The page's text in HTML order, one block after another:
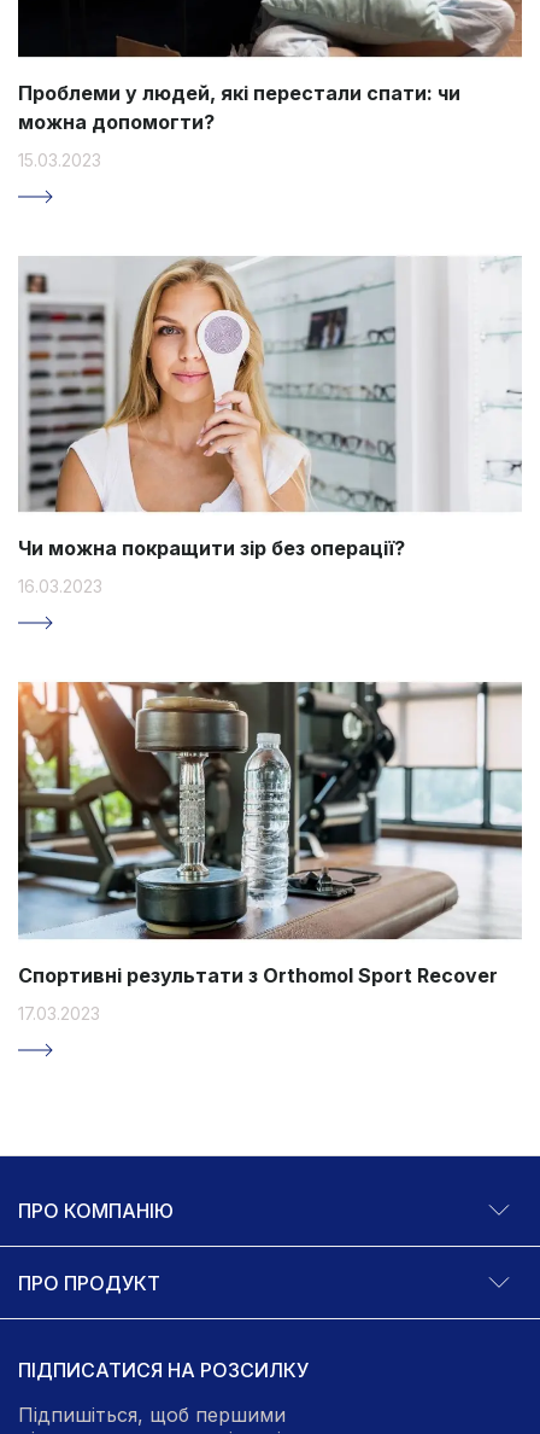
Проблеми у людей, які перестали спати: чи
можна допомогти?
15.03.2023
Чи можна покращити зір без операції?
16.03.2023
Спортивні результати з Orthomol Sport Recover
17.03.2023
ПРО КОМПАНІЮ
ПРО ПРОДУКТ
ПІДПИСАТИСЯ НА РОЗСИЛКУ
Підпишіться, щоб першими